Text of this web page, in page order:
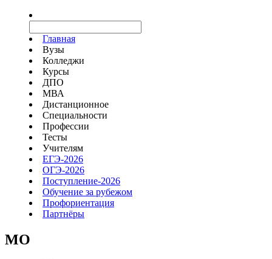
Главная
Вузы
Колледжи
Курсы
ДПО
МВА
Дистанционное
Специальности
Профессии
Тесты
Учителям
ЕГЭ-2026
ОГЭ-2026
Поступление-2026
Обучение за рубежом
Профориентация
Партнёры
MO